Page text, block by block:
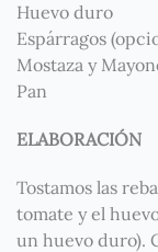
Huevo duro
Espárragos
Mostaza y
Pan
ELABORACIÓN
Tostamos las
tomate y el
un huevo duro).